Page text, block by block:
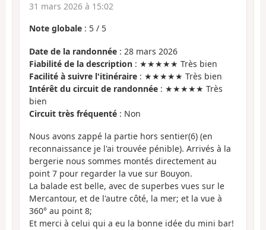
31 mars 2026 à 15:02
Note globale : 5 / 5
Date de la randonnée : 28 mars 2026
Fiabilité de la description : ★★★★★ Très bien
Facilité à suivre l'itinéraire : ★★★★★ Très bien
Intérêt du circuit de randonnée : ★★★★★ Très
bien
Circuit très fréquenté : Non
Nous avons zappé la partie hors sentier(6) (en
reconnaissance je l'ai trouvée pénible). Arrivés à la
bergerie nous sommes montés directement au
point 7 pour regarder la vue sur Bouyon.
La balade est belle, avec de superbes vues sur le
Mercantour, et de l'autre côté, la mer; et la vue à
360° au point 8;
Et merci à celui qui a eu la bonne idée du mini bar!